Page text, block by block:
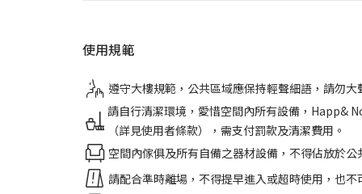
使用規範
遵守大樓規範，公共區域應保持輕聲細語，請勿大
請自行清潔環境，愛惜空間內所有設備，Happ&
（詳見使用者條款），需支付罰款及清潔費用。
空間內傢俱及所有自備之器材設備，不得佔放於公
請配合準時離場，不得提早進入或超時使用，也不